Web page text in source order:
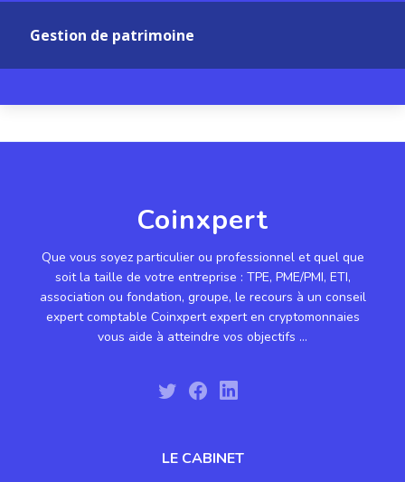
Gestion de patrimoine
Coinxpert
Que vous soyez particulier ou professionnel et quel que
soit la taille de votre entreprise : TPE, PME/PMI, ETI,
association ou fondation, groupe, le recours à un conseil
expert comptable Coinxpert expert en cryptomonnaies
vous aide à atteindre vos objectifs ...
LE CABINET